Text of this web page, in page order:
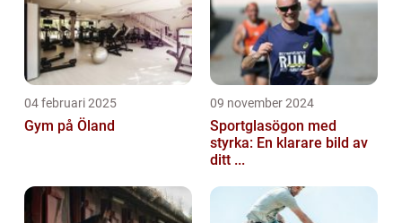
04 februari 2025
Gym på Öland
09 november 2024
Sportglasögon med
styrka: En klarare bild av
ditt ...